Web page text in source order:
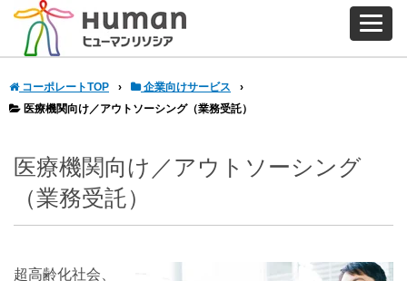
コーポレートTOP
企業向けサービス
医療機関向け／アウトソーシング（業務受託）
医療機関向け／アウトソーシング
（業務受託）
超高齢化社会、